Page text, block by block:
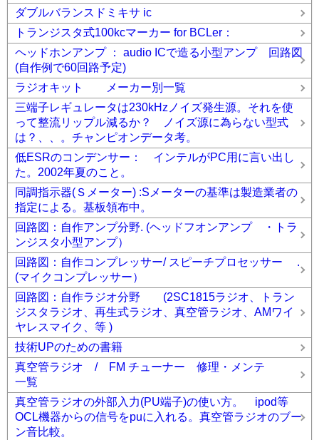
ダブルバランスドミキサ ic
トランジスタ式100kcマーカー for BCLer：
ヘッドホンアンプ ： audio ICで造る小型アンプ 回路図
(自作例で60回路予定)
ラジオキット メーカー別一覧
三端子レギュレータは230kHzノイズ発生源。それを使
って整流リップル減るか？ ノイズ源に為らない型式
は？、、。チャンピオンデータ考。
低ESRのコンデンサー： インテルがPC用に言い出し
た。2002年夏のこと。
同調指示器(Ｓメーター) :Sメーターの基準は製造業者の
指定による。基板領布中。
回路図：自作アンプ分野. (ヘッドフオンアンプ ・トラ
ンジスタ小型アンプ）
回路図：自作コンプレッサー/ スピーチプロセッサー .
(マイクコンプレッサー）
回路図：自作ラジオ分野 (2SC1815ラジオ、トラン
ジスタラジオ、再生式ラジオ、真空管ラジオ、AMワイ
ヤレスマイク、等 )
技術UPのための書籍
真空管ラジオ / FM チューナー 修理・メンテ
一覧
真空管ラジオの外部入力(PU端子)の使い方。 ipod等
OCL機器からの信号をpuに入れる。真空管ラジオのブー
ン音比較。